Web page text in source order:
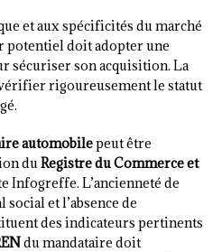
et aux spécificités du marché
potentiel doit adopter une
sécuriser son acquisition. La
rigoureusement le statut
automobilepeut être
duRegistre du Commerce et
Infogreffe. L’ancienneté de
et l’absence de
des indicateurs pertinents
du mandataire doit